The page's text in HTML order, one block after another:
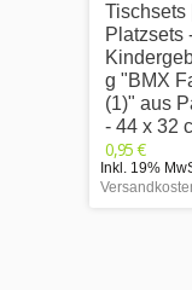
Tischsets |
Platzsets
g "BMX
(1)" aus
- 44 x 32
0,95 €
Inkl. 19%